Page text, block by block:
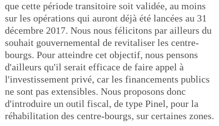
que cette période transitoire soit validée, au moins
sur les opérations qui auront déjà été lancées au 31
décembre 2017. Nous nous félicitons par ailleurs du
souhait gouvernemental de revitaliser les centre-
bourgs. Pour atteindre cet objectif, nous pensons
d'ailleurs qu'il serait efficace de faire appel à
l'investissement privé, car les financements publics
ne sont pas extensibles. Nous proposons donc
d'introduire un outil fiscal, de type Pinel, pour la
réhabilitation des centre-bourgs, sur certaines zones.